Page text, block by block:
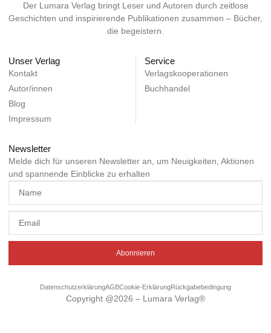
Der Lumara Verlag bringt Leser und Autoren durch zeitlose
Geschichten und inspirierende Publikationen zusammen – Bücher,
die begeistern.
Unser Verlag
Kontakt
Autor/innen
Blog
Impressum
Service
Verlagskooperationen
Buchhandel
Newsletter
Melde dich für unseren Newsletter an, um Neuigkeiten, Aktionen
und spannende Einblicke zu erhalten
Abonnieren
DatenschutzerklärungAGBCookie-ErklärungRückgabebedingung
Copyright @2026 – Lumara Verlag®